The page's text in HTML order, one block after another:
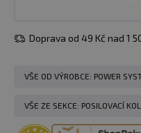
Doprava od 49 Kč nad 1
VŠE OD VÝROBCE: POWER
VŠE ZE SEKCE: POSILOVACÍ